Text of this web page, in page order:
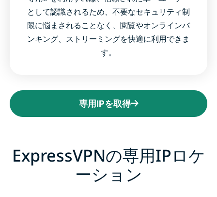
として認識されるため、不要なセキュリティ制
限に悩まされることなく、閲覧やオンラインバ
ンキング、ストリーミングを快適に利用できま
す。
専用IPを取得
ExpressVPNの専用IPロケ
ーション